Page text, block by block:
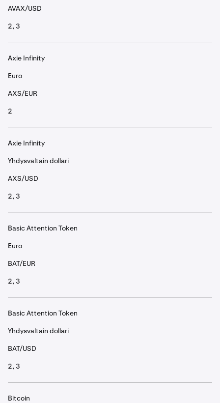
AVAX/USD
2, 3
Axie Infinity
Euro
AXS/EUR
2
Axie Infinity
Yhdysvaltain dollari
AXS/USD
2, 3
Basic Attention Token
Euro
BAT/EUR
2, 3
Basic Attention Token
Yhdysvaltain dollari
BAT/USD
2, 3
Bitcoin